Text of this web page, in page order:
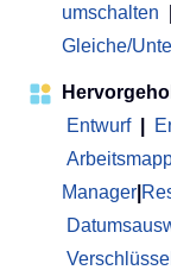
umschalten
Gleiche/
Entwurf
Manager